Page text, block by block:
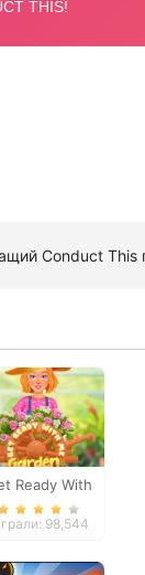
Conduct
Ready With
Me Garden
Decoration
98,544